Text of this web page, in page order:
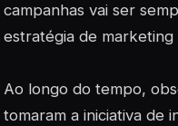
campanhas vai ser
estratégia de
Ao longo do tempo,
tomaram a iniciativa de